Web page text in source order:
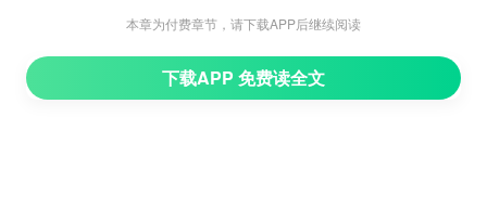
公司，一直到了现在的高层集团。不得不说，虽然慕天明
心在管理上的老练狠绝都是跟他学会的。
本章为付费章节，请下载APP后继续阅读
下载APP 免费读全文